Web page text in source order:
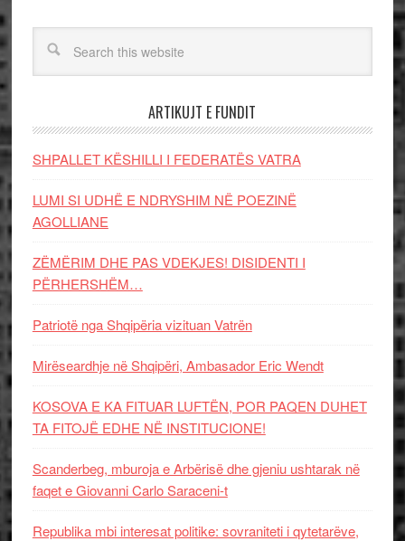
ARTIKUJT E FUNDIT
SHPALLET KËSHILLI I FEDERATËS VATRA
LUMI SI UDHË E NDRYSHIM NË POEZINË
AGOLLIANE
ZËMËRIM DHE PAS VDEKJES! DISIDENTI I
PËRHERSHËM…
Patriotë nga Shqipëria vizituan Vatrën
Mirëseardhje në Shqipëri, Ambasador Eric Wendt
KOSOVA E KA FITUAR LUFTËN, POR PAQEN DUHET
TA FITOJË EDHE NË INSTITUCIONE!
Scanderbeg, mburoja e Arbërisë dhe gjeniu ushtarak në
faqet e Giovanni Carlo Saraceni-t
Republika mbi interesat politike: sovraniteti i qytetarëve,